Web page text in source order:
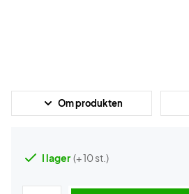
Om produkten
I lager (+ 10 st.)